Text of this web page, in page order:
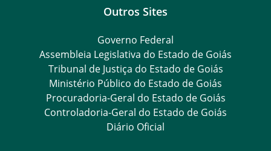
Outros Sites
Governo Federal
Assembleia Legislativa do Estado de Goiás
Tribunal de Justiça do Estado de Goiás
Ministério Público do Estado de Goiás
Procuradoria-Geral do Estado de Goiás
Controladoria-Geral do Estado de Goiás
Diário Oficial